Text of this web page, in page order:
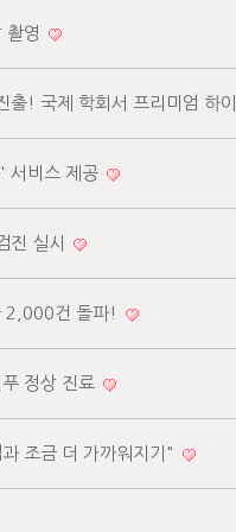
촬영
출! 국제 학회서 프리미엄 하
서비스 제공
진 실시
2,000건 돌파!
정상 진료
조금 더 가까워지기"